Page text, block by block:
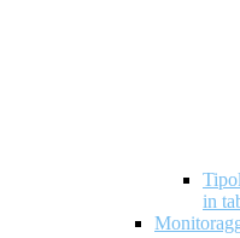
in